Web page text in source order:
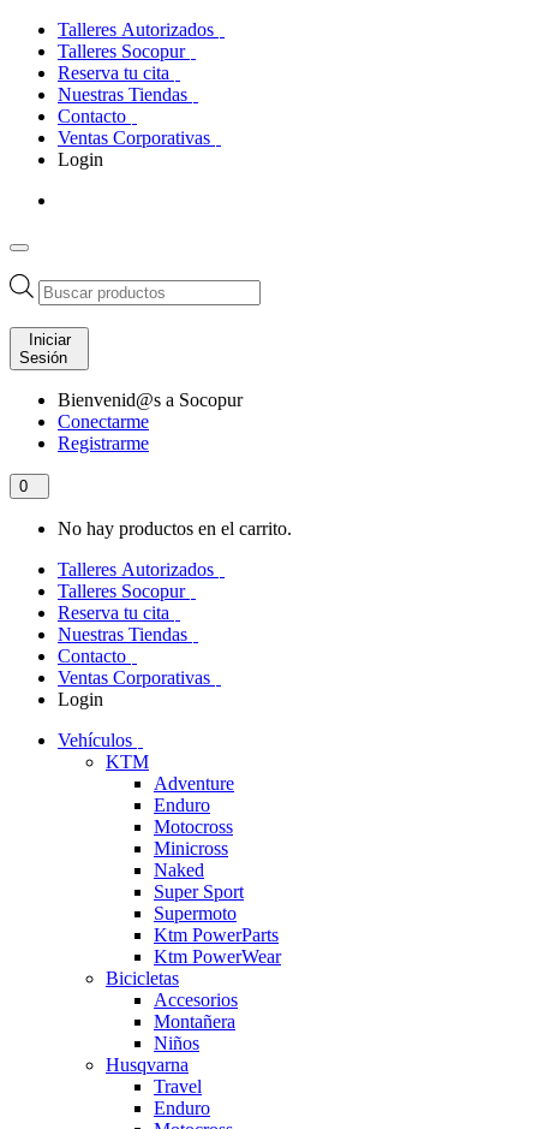
Talleres Autorizados
Talleres Socopur
Reserva tu cita
Nuestras Tiendas
Contacto
Ventas Corporativas
Login
Búsqueda
de
productos
Iniciar
Sesión
Bienvenid@s a Socopur
Conectarme
Registrarme
0
No hay productos en el carrito.
Talleres Autorizados
Talleres Socopur
Reserva tu cita
Nuestras Tiendas
Contacto
Ventas Corporativas
Login
Vehículos
KTM
Adventure
Enduro
Motocross
Minicross
Naked
Super Sport
Supermoto
Ktm PowerParts
Ktm PowerWear
Bicicletas
Accesorios
Montañera
Niños
Husqvarna
Travel
Enduro